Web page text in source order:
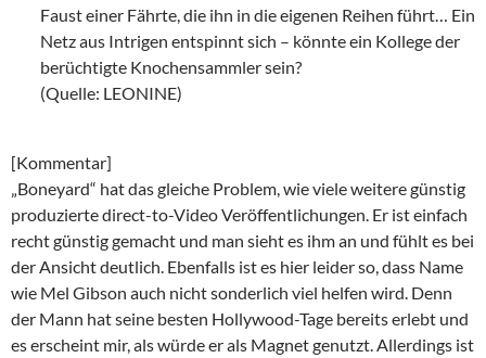
Faust einer Fährte, die ihn in die eigenen Reihen führt… Ein
Netz aus Intrigen entspinnt sich – könnte ein Kollege der
berüchtigte Knochensammler sein?
(Quelle: LEONINE)
[Kommentar]
„Boneyard“ hat das gleiche Problem, wie viele weitere günstig
produzierte direct-to-Video Veröffentlichungen. Er ist einfach
recht günstig gemacht und man sieht es ihm an und fühlt es bei
der Ansicht deutlich. Ebenfalls ist es hier leider so, dass Name
wie Mel Gibson auch nicht sonderlich viel helfen wird. Denn
der Mann hat seine besten Hollywood-Tage bereits erlebt und
es erscheint mir, als würde er als Magnet genutzt. Allerdings ist